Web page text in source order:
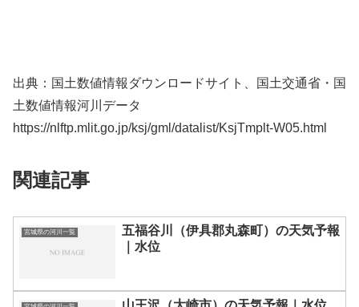
出典：国土数値情報ダウンロードサイト、国土交通省・国
土数値情報河川データ
https://nlftp.mlit.go.jp/ksj/gml/datalist/KsjTmplt-W05.html
関連記事
宮城県の河川一覧
五福谷川（伊具郡丸森町）の天気予報
｜水位